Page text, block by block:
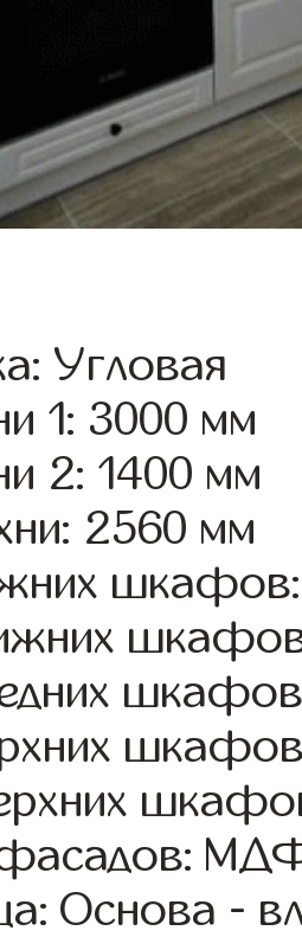
Угловая
1: 3000 мм
2: 1400 мм
2560 мм
Основа -